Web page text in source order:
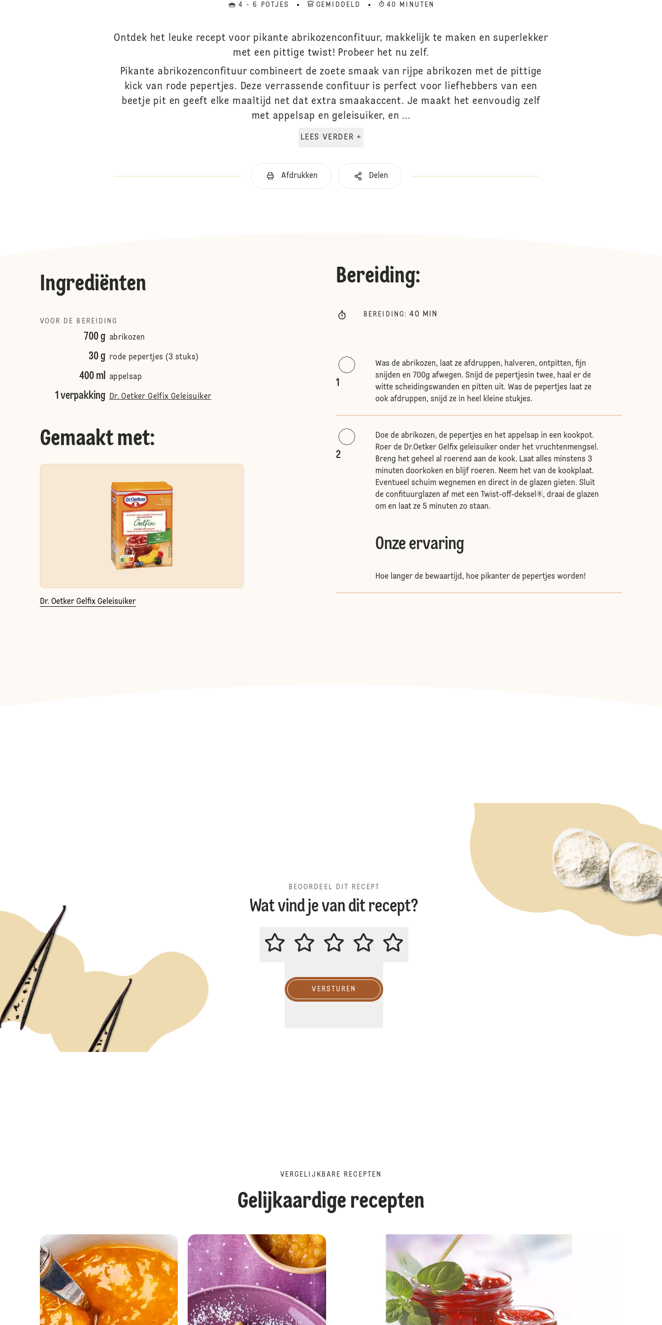
4 - 6 POTJES GEMIDDELD 40 MINUTEN
Ontdek het leuke recept voor pikante abrikozenconfituur, makkelijk te maken en superlekker
met een pittige twist! Probeer het nu zelf.
Pikante abrikozenconfituur combineert de zoete smaak van rijpe abrikozen met de pittige
kick van rode pepertjes. Deze verrassende confituur is perfect voor liefhebbers van een
beetje pit en geeft elke maaltijd net dat extra smaakaccent. Je maakt het eenvoudig zelf
met appelsap en geleisuiker, en ...
LEES VERDER +
Afdrukken Delen
Ingrediënten
VOOR DE BEREIDING
700 g abrikozen
30 g rode pepertjes (3 stuks)
400 ml appelsap
1 verpakking Dr. Oetker Gelfix Geleisuiker
Gemaakt met:
Dr. Oetker Gelfix Geleisuiker
Bereiding:
BEREIDING : 40 MIN
1
Was de abrikozen, laat ze afdruppen, halveren, ontpitten, fijn
snijden en 700g afwegen. Snijd de pepertjesin twee, haal er de
witte scheidingswanden en pitten uit. Was de pepertjes laat ze
ook afdruppen, snijd ze in heel kleine stukjes.
2
Doe de abrikozen, de pepertjes en het appelsap in een kookpot.
Roer de Dr.Oetker Gelfix geleisuiker onder het vruchtenmengsel.
Breng het geheel al roerend aan de kook. Laat alles minstens 3
minuten doorkoken en blijf roeren. Neem het van de kookplaat.
Eventueel schuim wegnemen en direct in de glazen gieten. Sluit
de confituurglazen af met een Twist-off-deksel®, draai de glazen
om en laat ze 5 minuten zo staan.
Onze ervaring
Hoe langer de bewaartijd, hoe pikanter de pepertjes worden!
BEOORDEEL DIT RECEPT
Wat vind je van dit recept?
BEOORDEEL DIT RECEPT
VERSTUREN
VERGELIJKBARE RECEPTEN
Gelijkaardige recepten
Bananenconfituur met gember